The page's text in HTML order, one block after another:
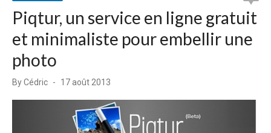
Piqtur, un service en ligne gratuit
et minimaliste pour embellir une
photo
ByCédric
Posted
17 août 2013